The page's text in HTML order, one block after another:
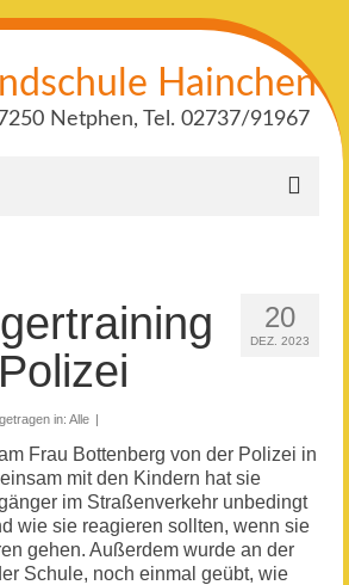
Hainchen
Netphen, Tel. 02737/91967
20
DEZ. 2023
in: Alle |
Frau Bottenberg von der Polizei in
mit den Kindern hat sie
im Straßenverkehr unbedingt
wie sie reagieren sollten, wenn sie
gehen. Außerdem wurde an der
Schule, noch einmal geübt, wie